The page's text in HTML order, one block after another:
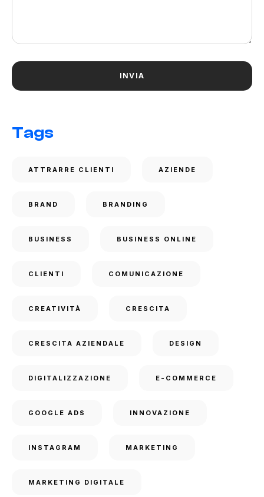
Tags
ATTRARRE CLIENTI AZIENDE
BRAND BRANDING
BUSINESS BUSINESS ONLINE
CLIENTI COMUNICAZIONE
CREATIVITÀ CRESCITA
CRESCITA AZIENDALE DESIGN
DIGITALIZZAZIONE E-COMMERCE
GOOGLE ADS INNOVAZIONE
INSTAGRAM MARKETING
MARKETING DIGITALE